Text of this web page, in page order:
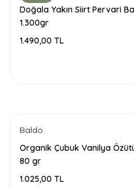
Doğala Yakın Siirt Pervari
1.300gr
1.490,00 TL
Baldo
Organik Çubuk Vanilya
80 gr
1.025,00 TL